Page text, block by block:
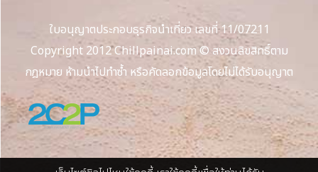
ใบอนุญาตประกอบธุรกิจนำเที่ยว เลขที่ 11/07211
Copyright 2012 Chillpainai.com © สงวนลิขสิทธิ์ตาม
กฎหมาย ห้ามนำไปทำซ้ำ หรือคัดลอกข้อมูลโดยไม่ได้รับอนุญาต